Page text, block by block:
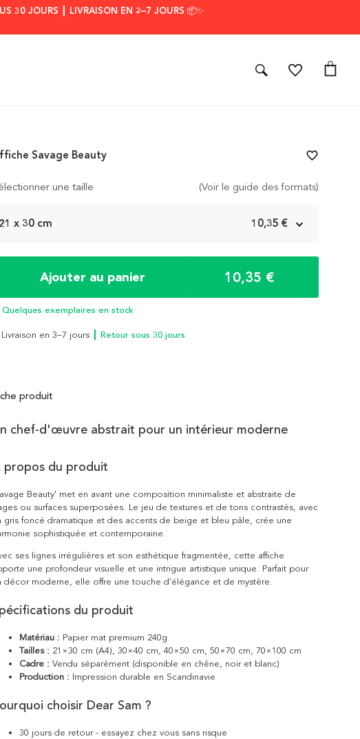
30 JOURS ┃ LIVRAISON EN 2–7 JOURS 📦✨
une taille (Voir le guide des formats)
21 x 30 cm 10,35 €
Ajouter au panier 10,35 €
Quelques exemplaires en stock
en 3–7 jours ┃ Retour sous 30 jours
Savage Beauty favorite_border
produit
chef-d'œuvre abstrait pour un intérieur moderne
propos du produit
Beauty' met en avant une composition minimaliste et abstraite de
ou surfaces superposées. Le jeu de textures et de tons contrastés, avec
gris foncé dramatique et des accents de beige et bleu pâle, crée une
sophistiquée et contemporaine.
ses lignes irrégulières et son esthétique fragmentée, cette affiche
une profondeur visuelle et une intrigue artistique unique. Parfait pour
décor moderne, elle offre une touche d'élégance et de mystère.
du produit
Matériau : Papier mat premium 240g
Tailles : 21×30 cm (A4), 30×40 cm, 40×50 cm, 50×70 cm, 70×100 cm
Cadre : Vendu séparément (disponible en chêne, noir et blanc)
Production : Impression durable en Scandinavie
choisir Dear Sam ?
30 jours de retour - essayez chez vous sans risque